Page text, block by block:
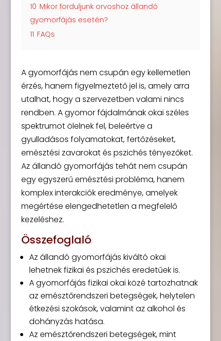
10 Mikor forduljunk orvoshoz állandó
gyomorfájás esetén?
11 FAQs
A gyomorfájás nem csupán egy kellemetlen
érzés, hanem figyelmeztető jel is, amely arra
utalhat, hogy a szervezetben valami nincs
rendben. A gyomor fájdalmának okai széles
spektrumot ölelnek fel, beleértve a
gyulladásos folyamatokat, fertőzéseket,
emésztési zavarokat és pszichés tényezőket.
Az állandó gyomorfájás tehát nem csupán
egy egyszerű emésztési probléma, hanem
komplex interakciók eredménye, amelyek
megértése elengedhetetlen a megfelelő
kezeléshez.
Összefoglaló
Az állandó gyomorfájás kiváltó okai
lehetnek fizikai és pszichés eredetűek is.
A gyomorfájás fizikai okai közé tartozhatnak
az emésztőrendszeri betegségek, helytelen
étkezési szokások, valamint az alkohol és
dohányzás hatása.
Az emésztőrendszeri betegségek, mint